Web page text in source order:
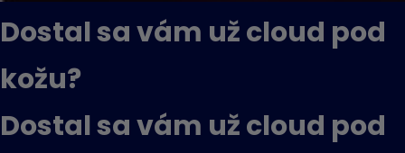
Dostal sa vám už cloud pod
kožu?
Dostal sa vám už cloud pod